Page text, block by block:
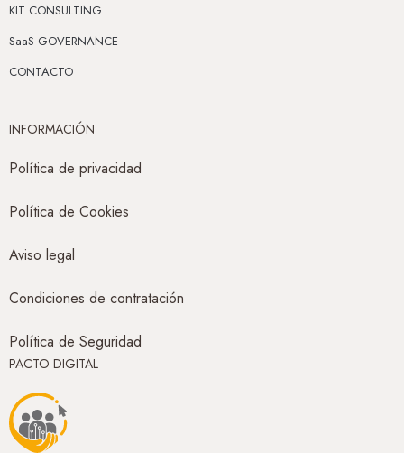
KIT CONSULTING
SaaS GOVERNANCE
CONTACTO
INFORMACIÓN
Política de privacidad
Política de Cookies
Aviso legal
Condiciones de contratación
Política de Seguridad
PACTO DIGITAL